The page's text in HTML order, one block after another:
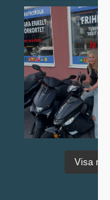
Visa mer